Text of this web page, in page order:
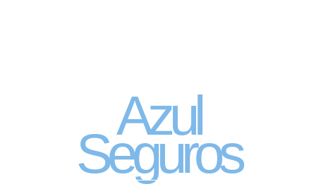
Azul
Seguros